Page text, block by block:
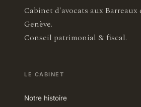
Cabinet d'avocats aux Barreaux
Genève.
Conseil patrimonial & fiscal.
LE CABINET
Notre histoire